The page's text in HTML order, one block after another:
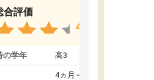
合評価
4.4
の学年 高3
4ヵ月～1年未満